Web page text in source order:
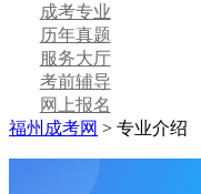
成考专业
历年真题
服务大厅
考前辅导
网上报名
福州成考网 > 专业介绍